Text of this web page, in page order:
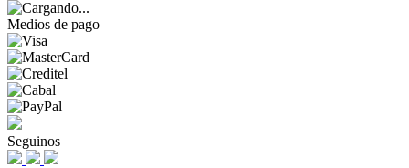
Medios de pago
Seguinos